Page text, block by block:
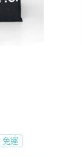
免運